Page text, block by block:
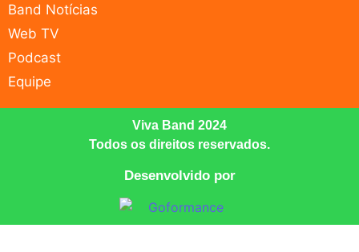
Band Notícias
Web TV
Podcast
Equipe
Viva Band 2024
Todos os direitos reservados.
Desenvolvido por